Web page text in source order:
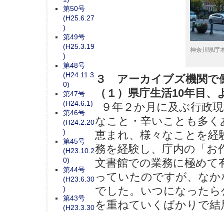
神奈川県庁
３ アーカイブズ機関で
（１）県庁生活10年目
９年２か月に及ぶ行政
なこと・辛いことも多
恵まれ、様々なことを
務を経験し、庁内の「お
文書館での業務に極め
っていたのですが、な
でした。いつになった
を重ねていくばかりで
第50号
(H25.6.27
)
第49号
(H25.3.19
)
第48号
(H24.11.3
0)
第47号
(H24.6.1)
第46号
(H24.2.20
)
第45号
(H23.10.2
0)
第44号
(H23.6.30
)
第43号
(H23.3.30